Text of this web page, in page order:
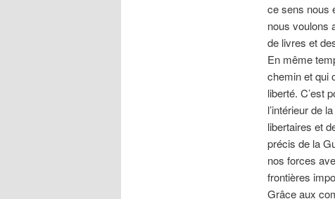
ce sens nous
nous voulons
de livres et
En même
chemin et qui
liberté. C’est
l’intérieur de
libertaires et
précis de la
nos forces
frontières
Grâce aux